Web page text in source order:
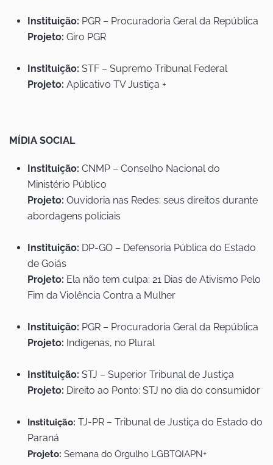
Instituição: PGR – Procuradoria Geral da República
Projeto: Giro PGR
Instituição: STF – Supremo Tribunal Federal
Projeto: Aplicativo TV Justiça +
MÍDIA SOCIAL
Instituição: CNMP – Conselho Nacional do
Ministério Público
Projeto: Ouvidoria nas Redes: seus direitos durante
abordagens policiais
Instituição: DP-GO – Defensoria Pública do Estado
de Goiás
Projeto: Ela não tem culpa: 21 Dias de Ativismo Pelo
Fim da Violência Contra a Mulher
Instituição: PGR – Procuradoria Geral da República
Projeto: Indígenas, no Plural
Instituição: STJ – Superior Tribunal de Justiça
Projeto: Direito ao Ponto: STJ no dia do consumidor
Instituição: TJ-PR – Tribunal de Justiça do Estado do
Paraná
Projeto: Semana do Orgulho LGBTQIAPN+